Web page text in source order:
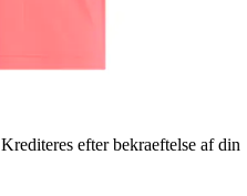
Krediteres efter bekraeftelse af din